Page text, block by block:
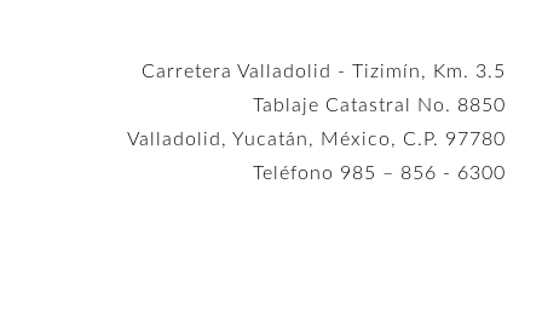
Carretera Valladolid - Tizimín, Km. 3.5
Tablaje Catastral No. 8850
Valladolid, Yucatán, México, C.P. 97780
Teléfono 985 – 856 - 6300